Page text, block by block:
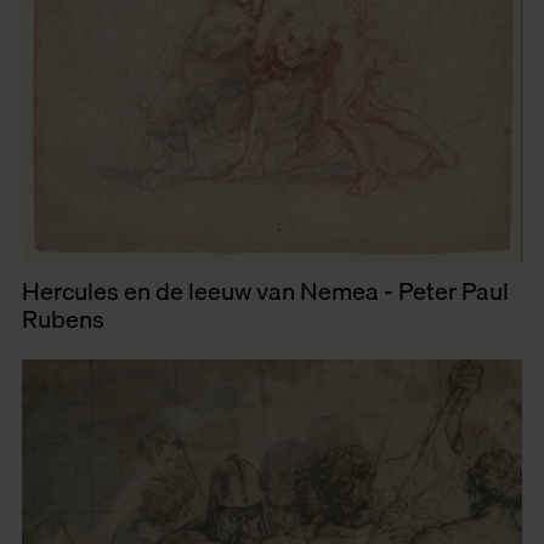
Hercules en de leeuw van Nemea - Peter Paul
Rubens